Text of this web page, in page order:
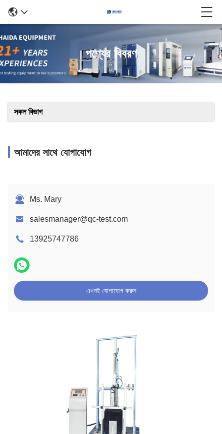
পণ্যের বিবরণ
সকল বিভাগ
আমাদের সাথে যোগাযোগ
Ms. Mary
salesmanager@qc-test.com
13925747786
এখনই যোগাযোগ করুন